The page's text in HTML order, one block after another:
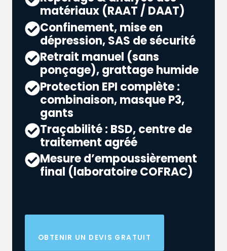
matériaux (RAAT / DAAT)
Confinement, mise en
dépression, SAS de sécurité
Retrait manuel (sans
ponçage), grattage humide
Protection EPI complète :
combinaison, masque P3,
gants
Traçabilité : BSD, centre de
traitement agréé
Mesure d’empoussièrement
final (laboratoire COFRAC)
OBTENIR UN DEVIS GRATUIT